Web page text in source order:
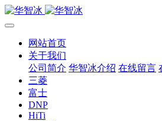
网站首页
关于我们
公司简介 华智冰介绍 在线留言
三菱
富士
DNP
HiTi